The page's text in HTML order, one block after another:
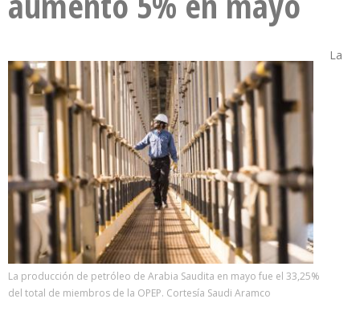
La producción de petróleo de Arabia Saudita en mayo fue el 33,25%
del total de miembros de la OPEP. Cortesía Saudi Aramco
La